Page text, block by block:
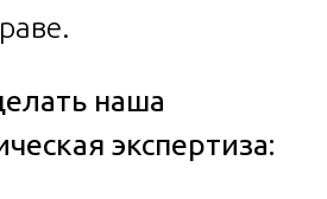
наша
экспертиза: